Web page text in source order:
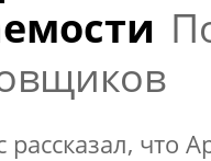
что